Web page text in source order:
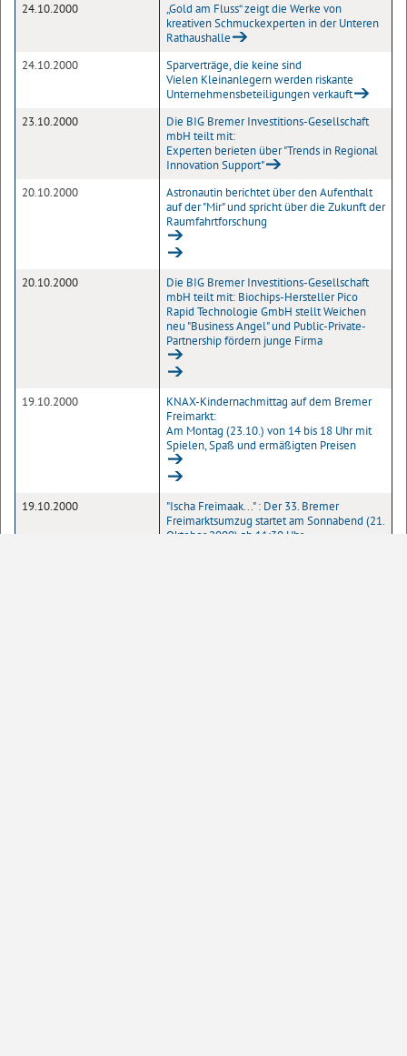
24.10.2000
„Gold am Fluss“ zeigt die Werke von
kreativen Schmuckexperten in der Unteren
Rathaushalle
24.10.2000
Sparverträge, die keine sind
Vielen Kleinanlegern werden riskante
Unternehmensbeteiligungen verkauft
23.10.2000
Die BIG Bremer Investitions-Gesellschaft
mbH teilt mit:
Experten berieten über "Trends in Regional
Innovation Support"
20.10.2000
Astronautin berichtet über den Aufenthalt
auf der "Mir" und spricht über die Zukunft der
Raumfahrtforschung
20.10.2000
Die BIG Bremer Investitions-Gesellschaft
mbH teilt mit: Biochips-Hersteller Pico
Rapid Technologie GmbH stellt Weichen
neu "Business Angel" und Public-Private-
Partnership fördern junge Firma
19.10.2000
KNAX-Kindernachmittag auf dem Bremer
Freimarkt:
Am Montag (23.10.) von 14 bis 18 Uhr mit
Spielen, Spaß und ermäßigten Preisen
19.10.2000
"Ischa Freimaak..." : Der 33. Bremer
Freimarktsumzug startet am Sonnabend (21.
Oktober 2000) ab 11:30 Uhr